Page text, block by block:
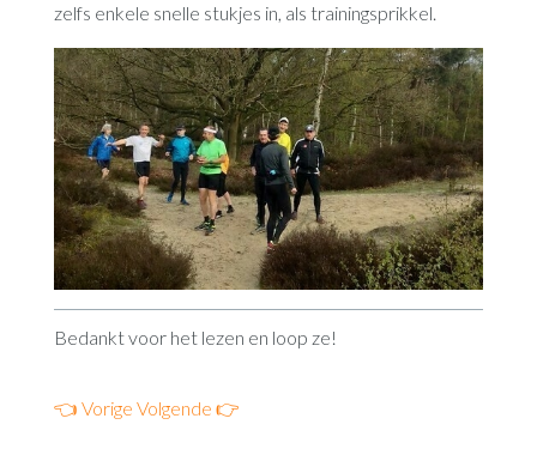
zelfs enkele snelle stukjes in, als trainingsprikkel.
Bedankt voor het lezen en loop ze!
👈 Vorige Volgende 👉